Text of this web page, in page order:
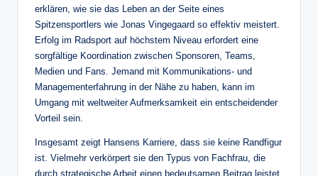
erklären, wie sie das Leben an der Seite eines
Spitzensportlers wie Jonas Vingegaard so effektiv meistert.
Erfolg im Radsport auf höchstem Niveau erfordert eine
sorgfältige Koordination zwischen Sponsoren, Teams,
Medien und Fans. Jemand mit Kommunikations- und
Managementerfahrung in der Nähe zu haben, kann im
Umgang mit weltweiter Aufmerksamkeit ein entscheidender
Vorteil sein.
Insgesamt zeigt Hansens Karriere, dass sie keine Randfigur
ist. Vielmehr verkörpert sie den Typus von Fachfrau, die
durch strategische Arbeit einen bedeutsamen Beitrag leistet,